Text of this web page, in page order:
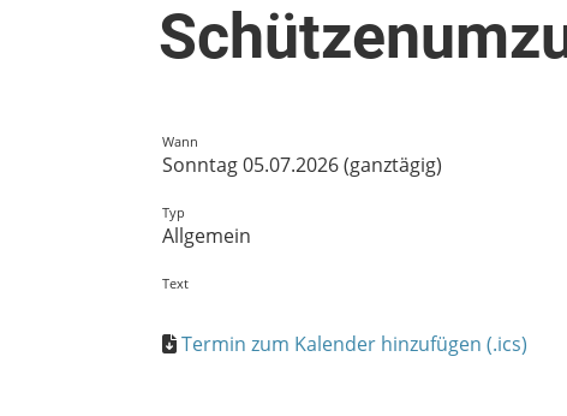
Wann
Sonntag 05.07.2026 (ganztägig)
Typ
Allgemein
Text
Termin zum Kalender hinzufügen (.ics)